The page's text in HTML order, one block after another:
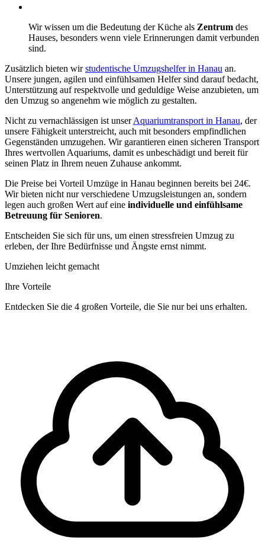
Wir wissen um die Bedeutung der Küche als Zentrum des
Hauses, besonders wenn viele Erinnerungen damit verbunden
sind.
Zusätzlich bieten wirstudentische Umzugshelfer in Hanau an.
Unsere jungen, agilen und einfühlsamen Helfer sind darauf bedacht,
Unterstützung auf respektvolle und geduldige Weise anzubieten, um
den Umzug so angenehm wie möglich zu gestalten.
Nicht zu vernachlässigen ist unserAquariumtransport in Hanau, der
unsere Fähigkeit unterstreicht, auch mit besonders empfindlichen
Gegenständen umzugehen. Wir garantieren einen sicheren Transport
Ihres wertvollen Aquariums, damit es unbeschädigt und bereit für
seinen Platz in Ihrem neuen Zuhause ankommt.
Die Preise bei Vorteil Umzüge in Hanau beginnen bereits bei 24€.
Wir bieten nicht nur verschiedene Umzugsleistungen an, sondern
legen auch großen Wert auf eine individuelle und einfühlsame
Betreuung für Senioren.
Entscheiden Sie sich für uns, um einen stressfreien Umzug zu
erleben, der Ihre Bedürfnisse und Ängste ernst nimmt.
Umziehen leicht gemacht
Ihre Vorteile
Entdecken Sie die 4 großen Vorteile, die Sie nur bei uns erhalten.